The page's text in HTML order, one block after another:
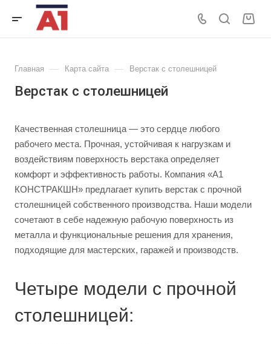
Главная — Карта сайта — Верстак с столешницей
Верстак с столешницей
Качественная столешница — это сердце любого
рабочего места. Прочная, устойчивая к нагрузкам и
воздействиям поверхность верстака определяет
комфорт и эффективность работы. Компания «А1
КОНСТРАКШН» предлагает купить верстак с прочной
столешницей собственного производства. Наши модели
сочетают в себе надежную рабочую поверхность из
металла и функциональные решения для хранения,
подходящие для мастерских, гаражей и производств.
Четыре модели с прочной
столешницей: